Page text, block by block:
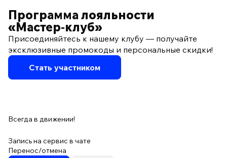
Программа лояльности
«Мастер‑клуб»
Присоединяйтесь к нашему клубу — получайте
эксклюзивные промокоды и персональные скидки!
Стать участником
Всегда в движении!
Запись на сервис в чате
Перенос/отмена